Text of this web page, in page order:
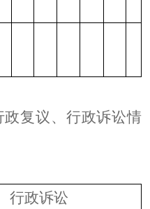
复议、行政诉讼情
行政诉讼